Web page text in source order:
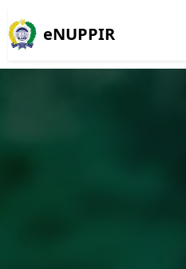
eNUPPIR